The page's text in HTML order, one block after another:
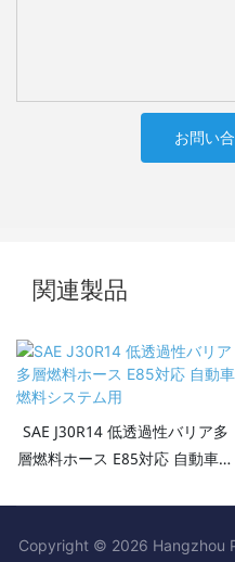
お問い
関連製品
SAE J30R14 低透過性バリア多
層燃料ホース E85対応 自動車燃
Copyright © 2026 Hangzhou